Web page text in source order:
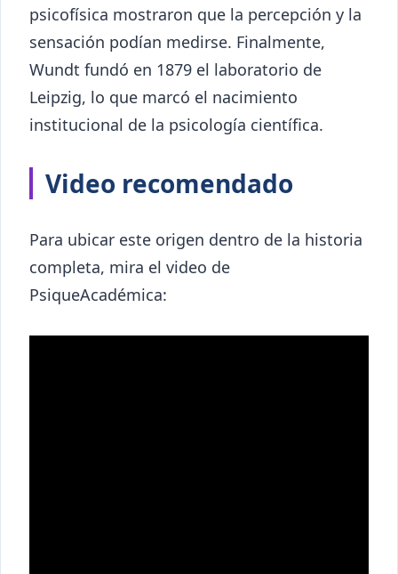
psicofísica mostraron que la percepción y la
sensación podían medirse. Finalmente,
Wundt fundó en 1879 el laboratorio de
Leipzig, lo que marcó el nacimiento
institucional de la psicología científica.
Video recomendado
Para ubicar este origen dentro de la historia
completa, mira el video de
PsiqueAcadémica: